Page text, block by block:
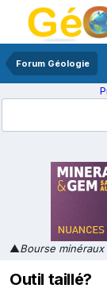
Forum Géologie
▲Bourse
Outil taillé?